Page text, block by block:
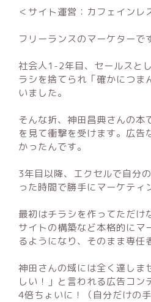
＜サイト運営：カフェインレ
フリーランスのマーケターで
社会人1-2年目、セールスと
ラシを捨てられ「確かにつま
いました。
そんな折、神田昌典さんの本
を見て衝撃を受けます。広告
かったんです。
3年目以降、エクセルで自分
った時間で勝手にマーケティ
最初はチラシを作ってただけ
サイトの構築など本格的にマ
るようになり、そのまま専任
神田さんの域には全く達しま
しい！」と言われる広告コン
4倍ちょいに！（自分だけの